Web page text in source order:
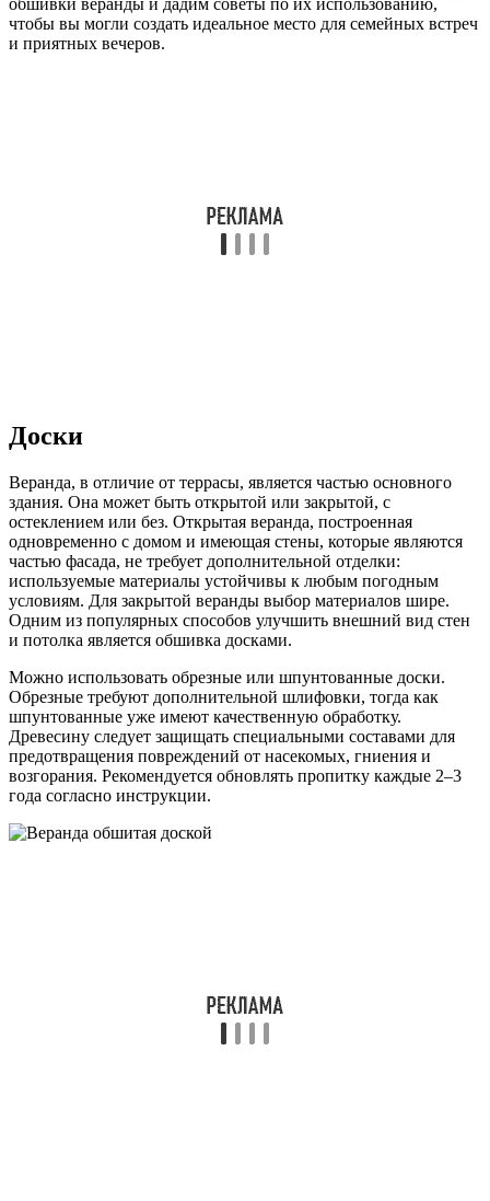
чтобы вы могли создать идеальное место для семейных встреч
и приятных вечеров.
Доски
Веранда, в отличие от террасы, является частью основного
здания. Она может быть открытой или закрытой, с
остеклением или без. Открытая веранда, построенная
одновременно с домом и имеющая стены, которые являются
частью фасада, не требует дополнительной отделки:
используемые материалы устойчивы к любым погодным
условиям. Для закрытой веранды выбор материалов шире.
Одним из популярных способов улучшить внешний вид стен
и потолка является обшивка досками.
Можно использовать обрезные или шпунтованные доски.
Обрезные требуют дополнительной шлифовки, тогда как
шпунтованные уже имеют качественную обработку.
Древесину следует защищать специальными составами для
предотвращения повреждений от насекомых, гниения и
возгорания. Рекомендуется обновлять пропитку каждые 2–3
года согласно инструкции.